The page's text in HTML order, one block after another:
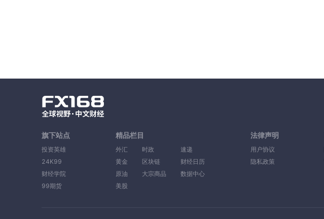
旗下站点
投资英雄
24K99
财经学院
99期货
精品栏目
外汇 时政
速递
黄金
区块链
财经日历
原油
大宗商品
数据中心
美股
法律声明
用户协议
隐私政策